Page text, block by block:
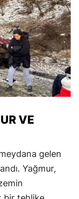
VE
gelen
Yağmur,